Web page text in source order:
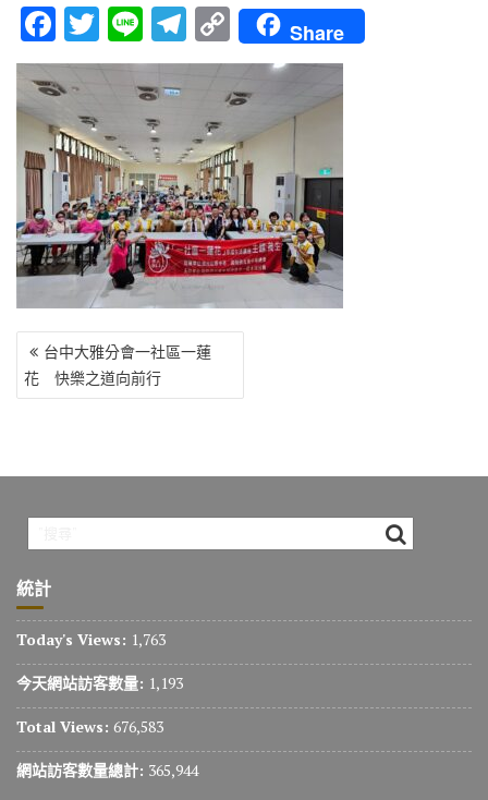
F
ac
e
b
o
o
k
T
w
te
r
Li
n
e
T
el
gr
a
m
C
o
p
y
Li
n
k
Share
文
章
導
台中大雅分會一社區一蓮
花 快樂之道向前行
統計
Today's Views: 1,763
今天網站訪客數量: 1,193
Total Views: 676,583
網站訪客數量總計: 365,944